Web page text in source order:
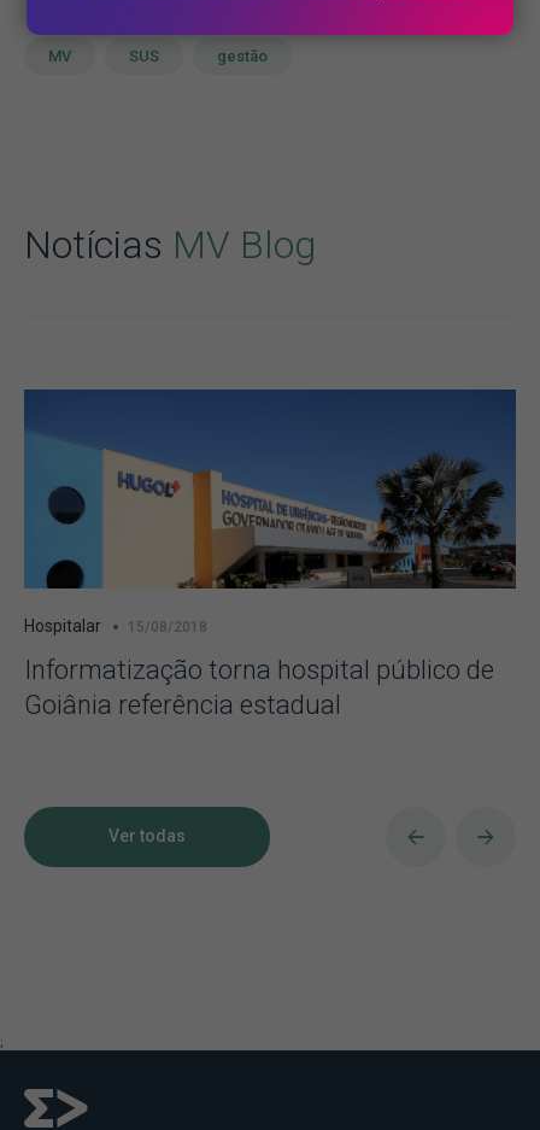
MV SUS gestão
Notícias MV Blog
Hospitalar 15/08/2018
Informatização torna hospital público de
Goiânia referência estadual
Ver todas
;